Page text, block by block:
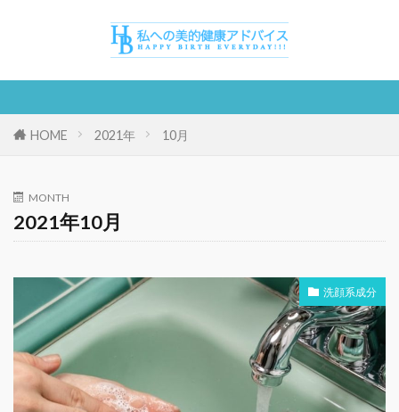
HOME 2021年 10月
MONTH
2021年10月
洗顔系成分